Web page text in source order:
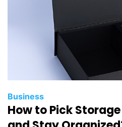
Business
How to Pick